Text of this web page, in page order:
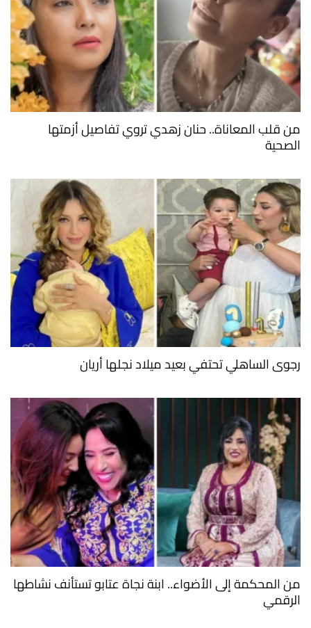
من قلب المعاناة.. حنان زهدي تروي تفاصيل أزمتها
الصحية
رجوى الساهلي تحتفي بعيد ميلاد نجلها أريان
من المحكمة إلى الأضواء.. ابنة نجاة عتابو تستأنف نشاطها
الرقمي